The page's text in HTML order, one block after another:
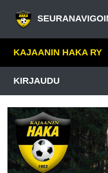
KAJAANIN HAKA RY
KIRJAUDU